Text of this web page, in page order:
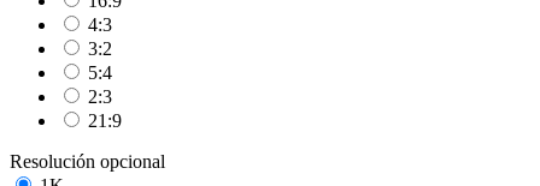
4:3
3:2
5:4
2:3
21:9
Resolución opcional